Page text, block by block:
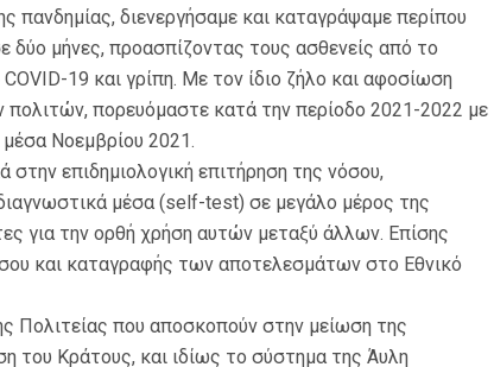
διενεργήσαμε και καταγράψαμε περίπου
δύο μήνες, προασπίζοντας τους ασθενείς από το
19 και γρίπη. Με τον ίδιο ζήλο και αφοσίωση
πολιτών, πορευόμαστε κατά την περίοδο 2021-2022 με
Νοεμβρίου 2021.
επιδημιολογική επιτήρηση της νόσου,
μέσα (self-test) σε μεγάλο μέρος της
για την ορθή χρήση αυτών μεταξύ άλλων. Επίσης
και καταγραφής των αποτελεσμάτων στο Εθνικό
Πολιτείας που αποσκοπούν στην μείωση της
του Κράτους, και ιδίως το σύστημα της Άυλη